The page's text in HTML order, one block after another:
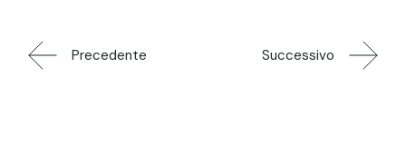
Precedente Successivo